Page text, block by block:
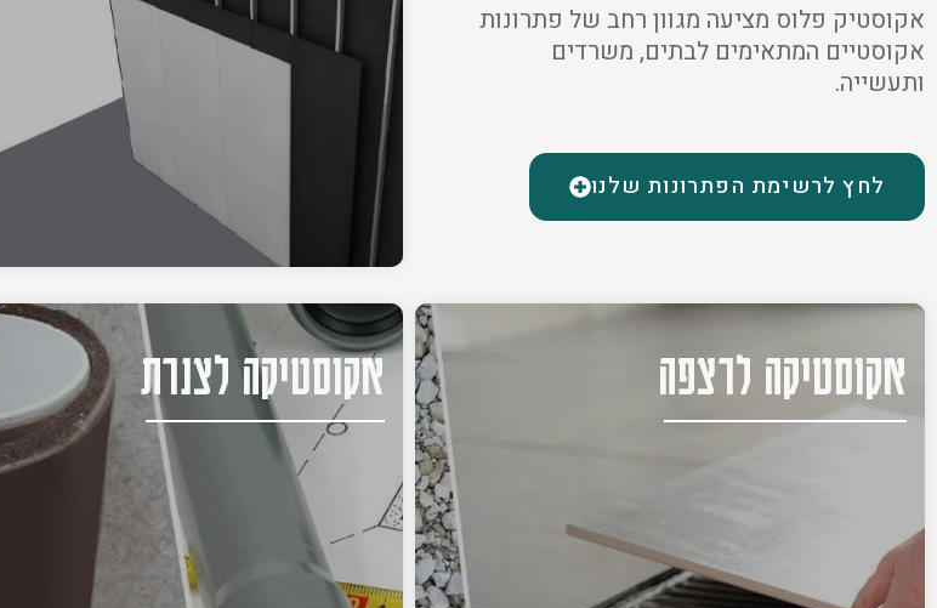
אקוסטיק פלוס מציעה מגוון רחב של פתרונות
אקוסטיים המתאימים לבתים, משרדים
ותעשייה.
לחץ לרשימת הפתרונות שלנו
אקוסטיקה לרצפה אקוסטיקה לצנרת